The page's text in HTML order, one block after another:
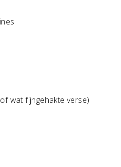
wat fijngehakte verse)